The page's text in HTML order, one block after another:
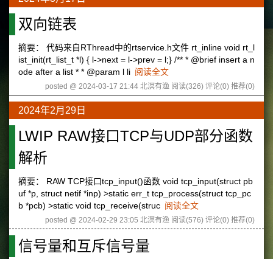
双向链表
摘要： 代码来自RThread中的rtservice.h文件 rt_inline void rt_l
ist_init(rt_list_t *l) { l->next = l->prev = l;} /** * @brief insert a n
ode after a list * * @param l li 阅读全文
posted @ 2024-03-17 21:44 北溟有渔 阅读(326) 评论(0) 推荐(0)
2024年2月29日
LWIP RAW接口TCP与UDP部分函数
解析
摘要： RAW TCP接口tcp_input()函数 void tcp_input(struct pb
uf *p, struct netif *inp) >static err_t tcp_process(struct tcp_pc
b *pcb) >static void tcp_receive(struc 阅读全文
posted @ 2024-02-29 23:05 北溟有渔 阅读(576) 评论(0) 推荐(0)
信号量和互斥信号量